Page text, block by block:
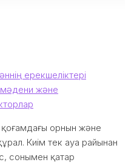
ерекшеліктері
және
орнын және
Киім тек ауа райынан
сонымен қатар